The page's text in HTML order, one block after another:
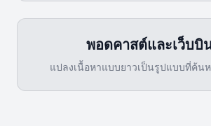
พอดคาสต์และเว็บบิ
แปลงเนื้อหาแบบยาวเป็นรูปแบบที่ค้น